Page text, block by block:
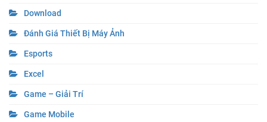
Download
Đánh Giá Thiết Bị Máy Ảnh
Esports
Excel
Game – Giải Trí
Game Mobile